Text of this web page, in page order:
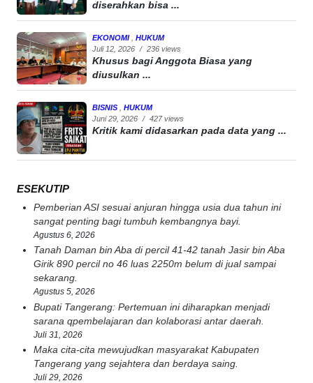
diserahkan bisa ...
EKONOMI
HUKUM
Juli 12, 2026 / 236 views
Khusus bagi Anggota Biasa yang
diusulkan ...
BISNIS
HUKUM
Juni 29, 2026 / 427 views
Kritik kami didasarkan pada data yang ...
ESEKUTIP
Pemberian ASI sesuai anjuran hingga usia dua tahun ini
sangat penting bagi tumbuh kembangnya bayi.
Agustus 6, 2026
Tanah Daman bin Aba di percil 41-42 tanah Jasir bin Aba
Girik 890 percil no 46 luas 2250m belum di jual sampai
sekarang.
Agustus 5, 2026
Bupati Tangerang: Pertemuan ini diharapkan menjadi
sarana qpembelajaran dan kolaborasi antar daerah.
Juli 31, 2026
Maka cita-cita mewujudkan masyarakat Kabupaten
Tangerang yang sejahtera dan berdaya saing.
Juli 29, 2026